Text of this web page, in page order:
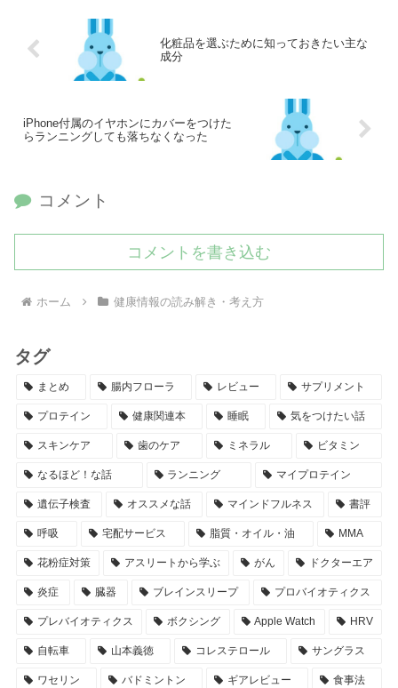
化粧品を選ぶために知っておきたい主な
成分
iPhone付属のイヤホンにカバーをつけた
らランニングしても落ちなくなった
コメント
コメントを書き込む
ホーム 健康情報の読み解き・考え方
タグ
まとめ 腸内フローラ レビュー サプリメント
プロテイン 健康関連本 睡眠 気をつけたい話
スキンケア 歯のケア ミネラル ビタミン
なるほど！な話 ランニング マイプロテイン
遺伝子検査 オススメな話 マインドフルネス 書評
呼吸 宅配サービス 脂質・オイル・油 MMA
花粉症対策 アスリートから学ぶ がん ドクターエア
炎症 臓器 ブレインスリープ プロバイオティクス
プレバイオティクス ボクシング Apple Watch HRV
自転車 山本義徳 コレステロール サングラス
ワセリン バドミントン ギアレビュー 食事法